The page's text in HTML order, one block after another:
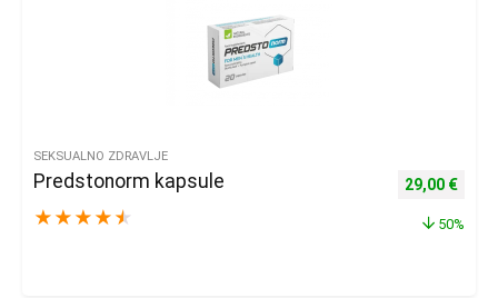
SEKSUALNO ZDRAVLJE
Predstonorm kapsule
★ ★ ★ ★ ★
Izvorna
29,00 €
50%